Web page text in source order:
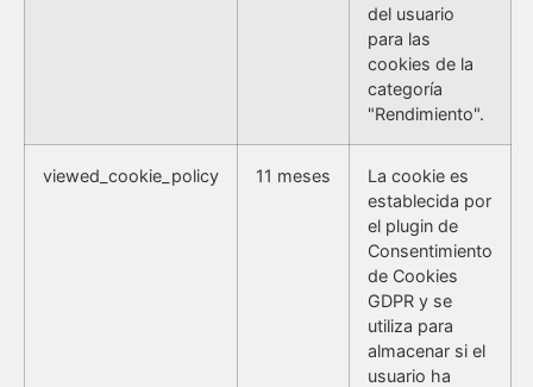
del usuario
para las
cookies de la
categoría
"Rendimiento".
viewed_cookie_policy 11 meses
La cookie es
establecida por
el plugin de
Consentimiento
de Cookies
GDPR y se
utiliza para
almacenar si el
usuario ha